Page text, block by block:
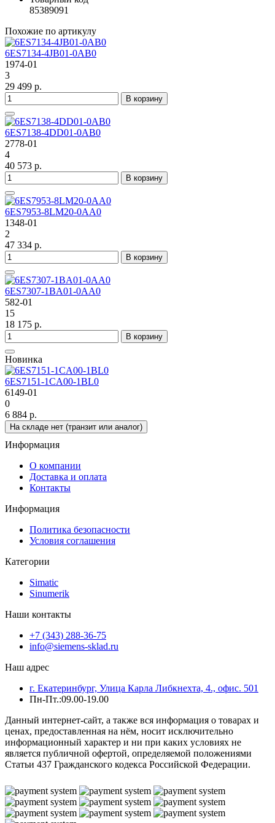
85389091
Похожие по артикулу
6ES7134-4JB01-0AB0
1974-01
3
29 499 р.
В корзину
6ES7138-4DD01-0AB0
2778-01
4
40 573 р.
В корзину
6ES7953-8LM20-0AA0
1348-01
2
47 334 р.
В корзину
6ES7307-1BA01-0AA0
582-01
15
18 175 р.
В корзину
Новинка
6ES7151-1CA00-1BL0
6149-01
0
6 884 р.
На складе нет (транзит или аналог)
Информация
О компании
Доставка и оплата
Контакты
Информация
Политика безопасности
Условия соглашения
Категории
Simatic
Sinumerik
Наши контакты
+7 (343) 288-36-75
info@siemens-sklad.ru
Наш адрес
г. Екатеринбург, Улица Карла Либкнехта, 4., офис. 501
Пн-Пт.:09.00-19.00
Данный интернет-сайт, а также вся информация о товарах и
ценах, предоставленная на нём, носит исключительно
информационный характер и ни при каких условиях не
является публичной офертой, определяемой положениями
Статьи 437 Гражданского кодекса Российской Федерации.